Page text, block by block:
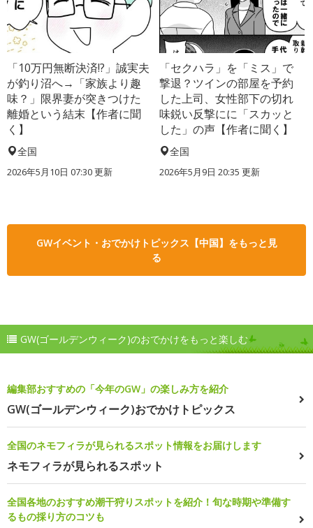
「10万円無断決済!?」誠実夫
が釣り沼へ→「家族より趣
味？」限界妻が突きつけた
離婚という結末【作者に聞
く】
全国
2026年5月10日 07:30 更新
「セクハラ」を「ミス」で
撃退？ツインの部屋を予約
した上司、女性部下の切れ
味鋭い反撃にに「スカッと
した」の声【作者に聞く】
全国
2026年5月9日 20:35 更新
GWイベント・おでかけトピックス【中国】をもっと見
る
GW(ゴールデンウィーク)のおでかけをもっと楽しむ
編集部おすすめの「今年のGW」の楽しみ方を紹介
GW(ゴールデンウィーク)おでかけトピックス
全国のネモフィラが見られるスポット情報をお届けします
ネモフィラが見られるスポット
全国各地のおすすめ潮干狩りスポットを紹介！旬な時期や準備す
るもの採り方のコツも